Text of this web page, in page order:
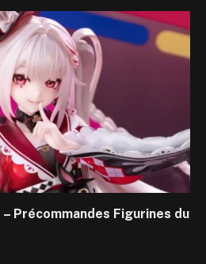
Précommandes Figurines du